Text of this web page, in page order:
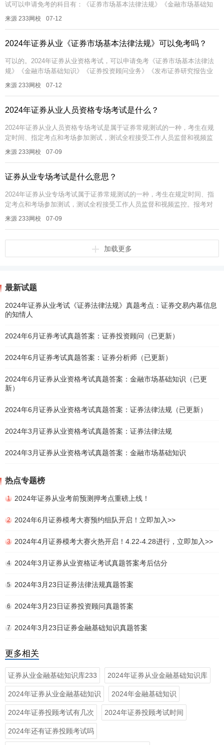
试可以申请免考的科目有：《证券市场基本法律法规》《金融市场基础知
识》《证券投资顾问业务》《发布证券研究报告业务（分析师）》。每个...
来源 233网校 07-12
2024年证券从业《证券市场基本法律法规》可以免考吗？
可以的。2024年证券从业资格考试，可以申请免考《证券市场基本法律法
规》《金融市场基础知识》《证券投资顾问业务》《发布证券研究报告业
务（分析师）》四个科目。每个科目的免考条件各不相同。【超全资料
来源 233网校 07-12
2024年证券从业人员资格专场考试是什么？
2024年证券从业人员资格专场考试是属于证券常规测试的一种，考生在规
定时间、指定考点和考场参加测试，测试全程接受工作人员监督和视频监
控。报考对象主要是满足基本报名条件的证券行业机构人员以及符合国家
来源 233网校 07-09
证券从业专场考试是什么意思？
2024年证券从业专场考试属于证券常规测试的一种，考生在规定时间、指
定考点和考场参加测试，测试全程接受工作人员监督和视频监控。报考对
象主要是满足基本报名条件的证券行业机构人员以及符合国家相关政策的
来源 233网校 07-09
加载更多
最新试题
2024年证券从业考试《证券法律法规》真题考点：证券交易内幕信息
的知情人
2024年6月证券考试真题答案：证券投资顾问（已更新）
2024年6月证券考试真题答案：证券分析师（已更新）
2024年6月证券从业资格考试真题答案：金融市场基础知识（已更
新）
2024年6月证券从业资格考试真题答案：证券法律法规（已更新）
2024年3月证券从业资格考试真题答案：证券法律法规
2024年3月证券从业资格考试真题答案：金融市场基础知识
热点专题榜
1 2024年证券从业考前预测押考点重磅上线！
2 2024年6月证券模考大赛预约组队开启！立即加入>>
3 2024年4月证券模考大赛火热开启！4.22-4.28进行，立即加入>>
4 2024年3月证券从业资格证考试真题答案考后估分
5 2024年3月23日证券法律法规真题答案
6 2024年3月23日证券投资顾问真题答案
7 2024年3月23日证券金融基础知识真题答案
更多相关
证券从业金融基础知识库233 2024年证券从业金融基础知识库
2024年证券从业金融基础知识 2024年金融基础知识
2024年证券投顾考试有几次 2024年证券投顾考试时间
2024年还有证券投顾考试吗